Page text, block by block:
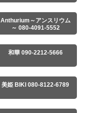
Anthurium～アンスリウム
～ 080-4091-5552
和華 090-2212-5666
美姫 BIKI 080-8122-6789